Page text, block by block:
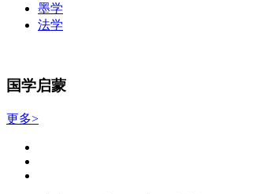
墨学
法学
国学启蒙
更多>